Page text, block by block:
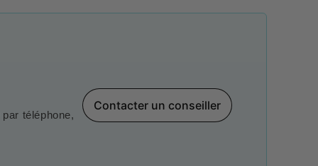
par téléphone,
Contacter un conseiller